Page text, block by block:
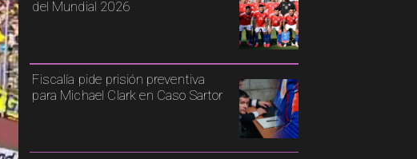
del Mundial 2026
Fiscalía pide prisión preventiva
para Michael Clark en Caso Sartor